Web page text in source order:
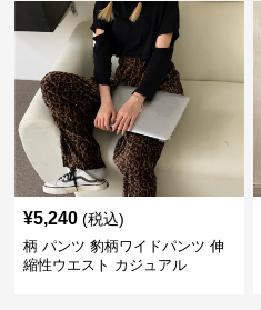
¥5,240 (税込)
柄 パンツ 豹柄ワイドパンツ 伸
縮性ウエスト カジュアル